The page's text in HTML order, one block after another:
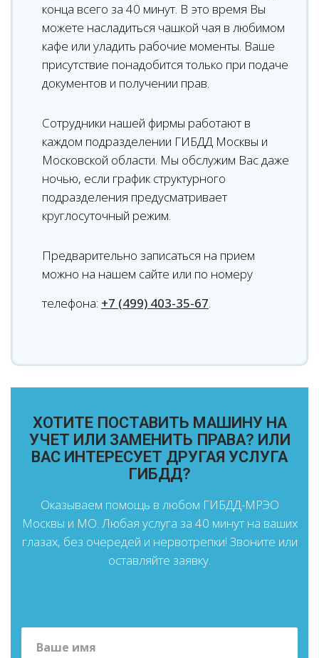
конца всего за 40 минут. В это время Вы
можете насладиться чашкой чая в любимом
кафе или уладить рабочие моменты. Ваше
присутствие понадобится только при подаче
документов и получении прав.
Сотрудники нашей фирмы работают в
каждом подразделении ГИБДД Москвы и
Московской области. Мы обслужим Вас даже
ночью, если график структурного
подразделения предусматривает
круглосуточный режим.
Предварительно записаться на прием
можно на нашем сайте или по номеру
телефона: +7 (499) 403-35-67.
ХОТИТЕ ПОСТАВИТЬ МАШИНУ НА
УЧЕТ ИЛИ ЗАМЕНИТЬ ПРАВА? ИЛИ
ВАС ИНТЕРЕСУЕТ ДРУГАЯ УСЛУГА
ГИБДД?
Оказываем помощь в любом ГИБДД-МРЭО
Москвы и МО. Любая услуга за 40 минут на ваших
глазах, без очередей и нервотрепки! Звоните или
оставляйте заявку.